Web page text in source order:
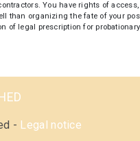
You have rights of
than organizing the fate of your
of legal prescription for
- Legal notice